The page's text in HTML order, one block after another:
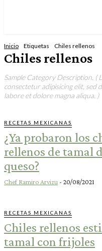
Inicio Etiquetas Chiles rellenos
Chiles rellenos
Sample Category Description. (
consectetur adipisicing elit, sed
labore et dolore magna aliqua. )
RECETAS MEXICANAS
¿Ya probaron los
rellenos de tamal
queso?
Chef Ramiro Arvizu - 20/08/2021
RECETAS MEXICANAS
Chiles rellenos
tamal con frijoles